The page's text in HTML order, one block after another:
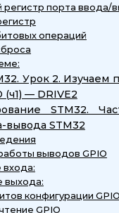
регистр порта ввода/
операций
Урок 2. Изучаем
(ч1) — DRIVE2
STM32.
вывода STM32
выводов GPIO
выхода:
конфигурации GPIO
GPIO